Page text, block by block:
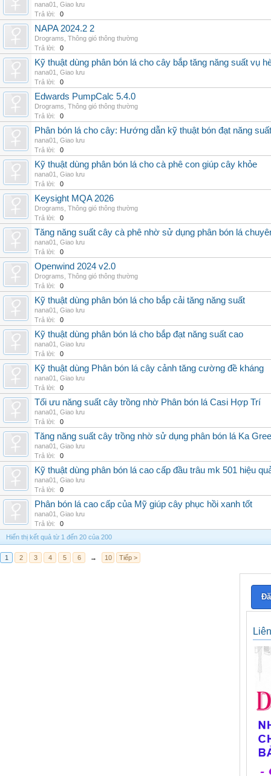
nana01
Giao lưu
Trả lời:
0
NAPA 2024.2 2
Drograms Thông gió thông thường
Trả lời:
0
Kỹ thuật dùng phân bón lá cho cây bắp tăng năng suất vụ
nana01
Giao lưu
Trả lời:
0
Edwards PumpCalc 5.4.0
Drograms Thông gió thông thường
Trả lời:
0
Phân bón lá cho cây: Hướng dẫn kỹ thuật bón đạt năng suất
nana01
Giao lưu
Trả lời:
0
Kỹ thuật dùng phân bón lá cho cà phê con giúp cây khỏe
nana01
Giao lưu
Trả lời:
0
Keysight MQA 2026
Drograms Thông gió thông thường
Trả lời:
0
Tăng năng suất cây cà phê nhờ sử dụng phân bón lá
nana01
Giao lưu
Trả lời:
0
Openwind 2024 v2.0
Drograms Thông gió thông thường
Trả lời:
0
Kỹ thuật dùng phân bón lá cho bắp cải tăng năng suất
nana01
Giao lưu
Trả lời:
0
Kỹ thuật dùng phân bón lá cho bắp đạt năng suất cao
nana01
Giao lưu
Trả lời:
0
Kỹ thuật dùng Phân bón lá cây cảnh tăng cường đề kháng
nana01
Giao lưu
Trả lời:
0
Tối ưu năng suất cây trồng nhờ Phân bón lá Casi Hợp Trí
nana01
Giao lưu
Trả lời:
0
Tăng năng suất cây trồng nhờ sử dụng phân bón lá Ka
nana01
Giao lưu
Trả lời:
0
Kỹ thuật dùng phân bón lá cao cấp đầu trâu mk 501 hiệu
nana01
Giao lưu
Trả lời:
0
Phân bón lá cao cấp của Mỹ giúp cây phục hồi xanh tốt
nana01
Giao lưu
Trả lời:
0
Hiển thị kết quả từ 1 đến 20 của 200
1 2 3 4 5 6 → 10 Tiếp >